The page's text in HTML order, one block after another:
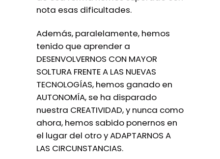
nota esas dificultades.
Además, paralelamente, hemos
tenido que aprender a
DESENVOLVERNOS CON MAYOR
SOLTURA FRENTE A LAS NUEVAS
TECNOLOGÍAS, hemos ganado en
AUTONOMÍA, se ha disparado
nuestra CREATIVIDAD, y nunca como
ahora, hemos sabido ponernos en
el lugar del otro y ADAPTARNOS A
LAS CIRCUNSTANCIAS.